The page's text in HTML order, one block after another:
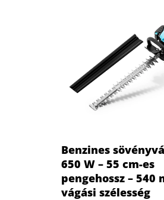
Benzines
650 W – 55 cm-es
pengehossz – 540
vágási szélesség